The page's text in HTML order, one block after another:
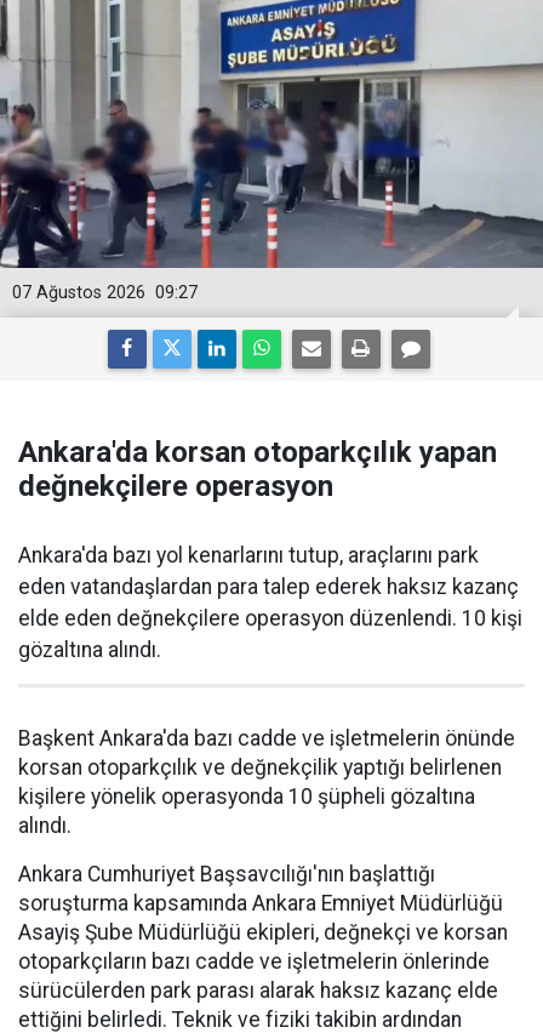
09:27
07 Ağustos 2026
Ankara'da korsan otoparkçılık yapan
değnekçilere operasyon
Ankara'da bazı yol kenarlarını tutup, araçlarını park
eden vatandaşlardan para talep ederek haksız kazanç
elde eden değnekçilere operasyon düzenlendi. 10 kişi
gözaltına alındı.
Başkent Ankara'da bazı cadde ve işletmelerin önünde
korsan otoparkçılık ve değnekçilik yaptığı belirlenen
kişilere yönelik operasyonda 10 şüpheli gözaltına
alındı.
Ankara Cumhuriyet Başsavcılığı'nın başlattığı
soruşturma kapsamında Ankara Emniyet Müdürlüğü
Asayiş Şube Müdürlüğü ekipleri, değnekçi ve korsan
otoparkçıların bazı cadde ve işletmelerin önlerinde
sürücülerden park parası alarak haksız kazanç elde
ettiğini belirledi. Teknik ve fiziki takibin ardından